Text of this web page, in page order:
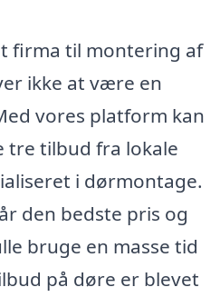
firma til montering af
ikke at være en
vores platform kan
tilbud fra lokale
i dørmontage.
den bedste pris og
bruge en masse tid
på døre er blevet